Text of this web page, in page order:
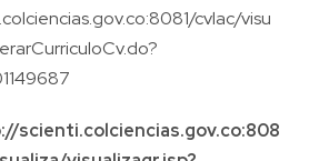
cvlac/visu
scienti.colciencias.gov.co:808